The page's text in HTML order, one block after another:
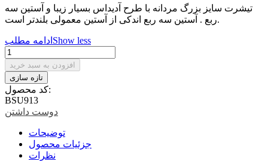
تیشرت سایز بزرگ مردانه با طرح آدیداس بسیار زیبا و آستین سه
ربع . آستین سه ربع اندکی از آستین معمولی بلندتر است.
ادامه مطلب Show less
افزودن به سبد خرید
کد محصول:
BSU913
دوست داشتن
توضیحات
جزئیات محصول
نظرات